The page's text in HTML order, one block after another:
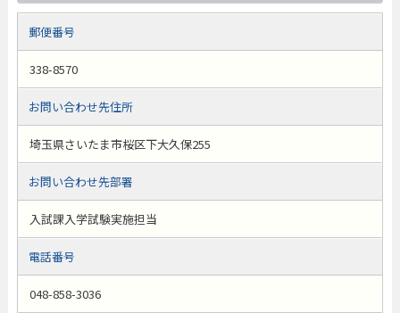
郵便番号
338-8570
お問い合わせ先住所
埼玉県さいたま市桜区下大久保255
お問い合わせ先部署
入試課入学試験実施担当
電話番号
048-858-3036